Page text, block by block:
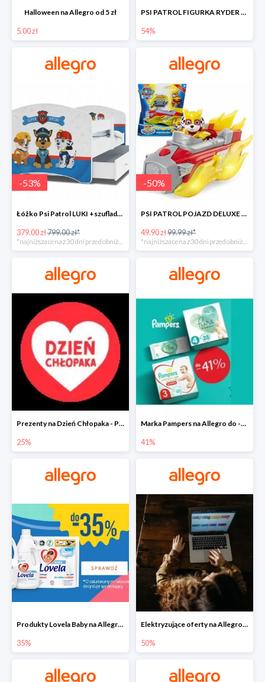
Halloween na Allegro od 5 zł
5.00 zł
PSI PATROL FIGURKA RYDER + QUAD POJAZD RATUNKOWY -54%
54%
-53%
Łóżko Psi Patrol LUKI +szuflada+materac+grafika -52%
379.00 zł799.00 zł*
-50%
PSI PATROL POJAZD DELUXE FIGURKA MARSHALL MIGHTY -50%
49.90 zł99.99 zł*
Prezenty na Dzień Chłopaka - Produkty SOXO do -25%
25%
Marka Pampers na Allegro do -41%
41%
Produkty Lovela Baby na Allegro do -35%
35%
Elektryzujące oferty na Allegro do -50%
50%